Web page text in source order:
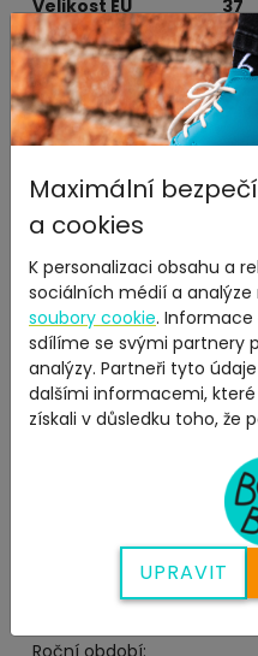
Velikost EU 37
Velikost US 6,5
Vnitřní délka (mm) 235
Bota je vhodná na
řední
Údržba: Hrubé nečistoty
údržbu a zvýšení ochrany
vodoodpudivostí je možné
sprej. Na čištění bílé
rychlá a snadno
znečištění. Boty neperte a
Pro odstranění
použijtedeodorant,který
Doplňující
Roční období:
Maximální
a cookies
K personalizaci obsahu a
sociálních médií a
soubory cookie. Informace
sdílíme se svými partnery
analýzy. Partneři tyto
dalšími informacemi,
získali v důsledku toho, že
UPRAVIT